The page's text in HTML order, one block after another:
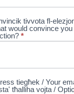
tivvota fl-
would convince
*
tiegħek / Your
tħalliha vojta /